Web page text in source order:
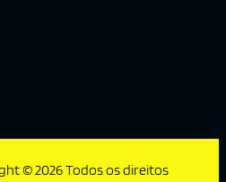
© 2026 Todos os direitos